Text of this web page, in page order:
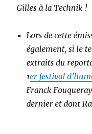
Gilles à la Technik !
Lors de cette
également, si le
extraits du
1er festival
Franck
dernier et dont